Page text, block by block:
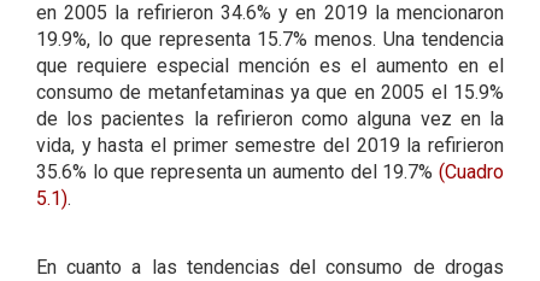
en 2005 la refirieron 34.6% y en 2019 la mencionaron
19.9%, lo que representa 15.7% menos. Una tendencia
que requiere especial mención es el aumento en el
consumo de metanfetaminas ya que en 2005 el 15.9%
de los pacientes la refirieron como alguna vez en la
vida, y hasta el primer semestre del 2019 la refirieron
35.6% lo que representa un aumento del 19.7% (Cuadro
5.1).
En cuanto a las tendencias del consumo de drogas